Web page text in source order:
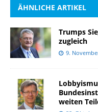
ÄHNLICHE ARTIKEL
Trumps
zugleich
9.
weiten